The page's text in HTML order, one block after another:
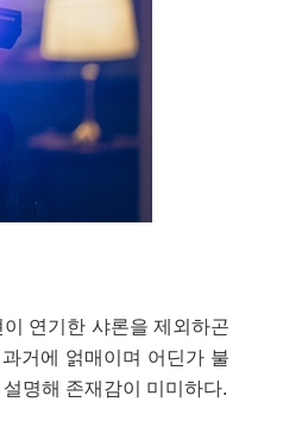
연기한 샤론을 제외하곤
거에 얽매이며 어딘가 불
명해 존재감이 미미하다.